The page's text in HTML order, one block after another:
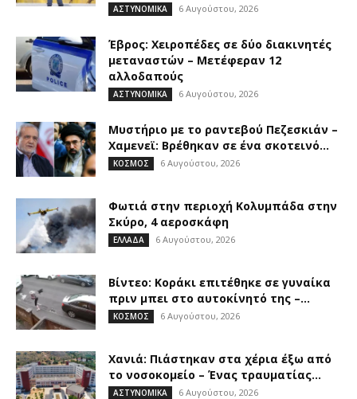
ΑΣΤΥΝΟΜΙΚΑ 6 Αυγούστου, 2026
Έβρος: Χειροπέδες σε δύο διακινητές
μεταναστών – Μετέφεραν 12
αλλοδαπούς
ΑΣΤΥΝΟΜΙΚΑ 6 Αυγούστου, 2026
Μυστήριο με το ραντεβού Πεζεσκιάν –
Χαμενεϊ: Βρέθηκαν σε ένα σκοτεινό...
ΚΟΣΜΟΣ 6 Αυγούστου, 2026
Φωτιά στην περιοχή Κολυμπάδα στην
Σκύρο, 4 αεροσκάφη
ΕΛΛΑΔΑ 6 Αυγούστου, 2026
Βίντεο: Κοράκι επιτέθηκε σε γυναίκα
πριν μπει στο αυτοκίνητό της –...
ΚΟΣΜΟΣ 6 Αυγούστου, 2026
Χανιά: Πιάστηκαν στα χέρια έξω από
το νοσοκομείο – Ένας τραυματίας...
ΑΣΤΥΝΟΜΙΚΑ 6 Αυγούστου, 2026